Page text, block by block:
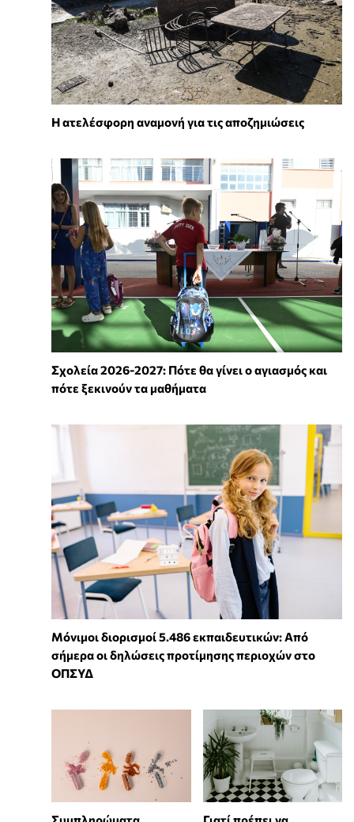
Η ατελέσφορη αναμονή για τις αποζημιώσεις
Σχολεία 2026-2027: Πότε θα γίνει ο αγιασμός και
πότε ξεκινούν τα μαθήματα
Μόνιμοι διορισμοί 5.486 εκπαιδευτικών: Από
σήμερα οι δηλώσεις προτίμησης περιοχών στο
ΟΠΣΥΔ